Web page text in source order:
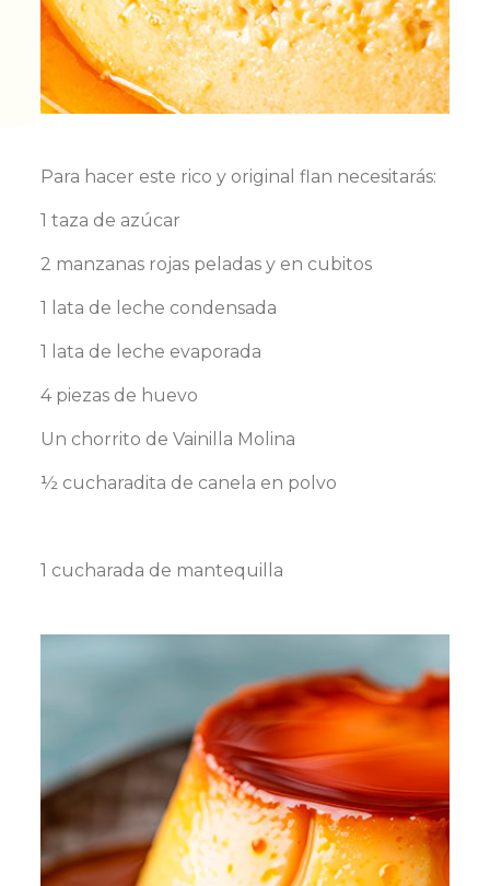
Para hacer este rico y original flan necesitarás:
1 taza de azúcar
2 manzanas rojas peladas y en cubitos
1 lata de leche condensada
1 lata de leche evaporada
4 piezas de huevo
Un chorrito de Vainilla Molina
½ cucharadita de canela en polvo
1 cucharada de mantequilla